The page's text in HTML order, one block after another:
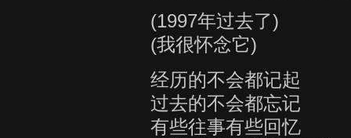
(1997年过去了)
(我很怀念它)
经历的不会都记起
过去的不会都忘记
有些往事有些回忆